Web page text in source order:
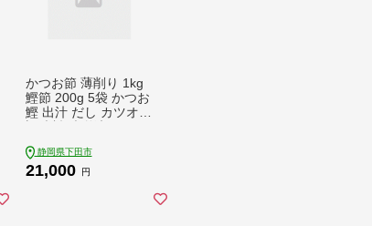
かつお節 薄削り 1kg
鰹節 200g 5袋 かつお
鰹 出汁 だし カツオ
家庭用 職人 老舗 下田
伊豆 静岡 山田鰹節店
静岡県下田市
21,000 円